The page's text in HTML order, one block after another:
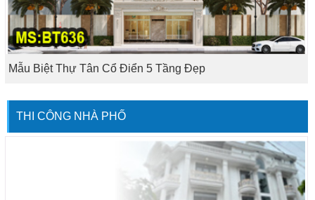
Mẫu Biệt Thự Tân Cổ Điển 5 Tầng Đẹp
THI CÔNG NHÀ PHỐ